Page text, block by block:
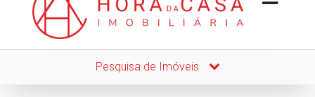
Pesquisa de Imóveis